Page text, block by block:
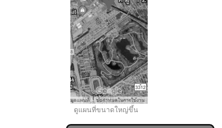
ดูแผนที่ขนาดใหญ่ขึ้น